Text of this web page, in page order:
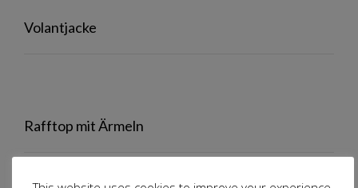
Volantjacke
Rafftop mit Ärmeln